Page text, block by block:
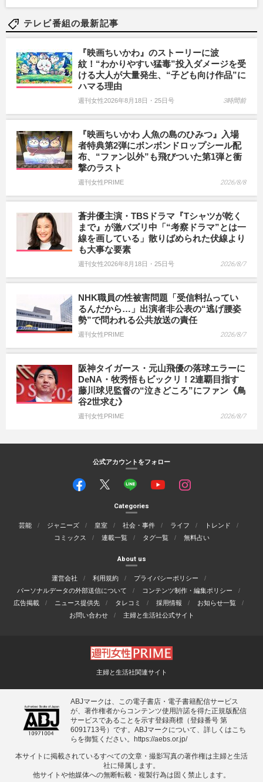
テレビ番組の最新記事
『映画ちいかわ』のストーリーに波
紋！“わかりやすい猛毒”投入ダメージを受
ける大人が大量発生、“子ども向け作品”に
ハマる理由
週刊女性2026年8月18日・25日号 3時間前
『映画ちいかわ 人魚の島のひみつ』入場
者特典第2弾にボンボンドロップシール配
布、“ファン以外”も飛びついた第1弾と衝
撃のラスト
週刊女性PRIME 2026/8/8
蒼井優主演・TBSドラマ『Tシャツが乾く
まで』が激バズリ中「“考察ドラマ”とは一
線を画している」散りばめられた伏線より
も大事な要素
週刊女性2026年8月18日・25日号 2026/8/7
NHK職員の性被害問題「受信料払ってい
るんだから…」出演者非公表の“逃げ腰姿
勢”で問われる公共放送の責任
週刊女性PRIME 2026/8/7
阪神タイガース・元山飛優の落球エラーに
DeNA・牧秀悟もビックリ！2連覇目指す
藤川球児監督の“泣きどころ”にファン《鳥
谷2世求む》
週刊女性PRIME 2026/8/7
公式アカウントをフォロー
Categories
芸能 ジャニーズ 皇室 社会・事件 ライフ
トレンド
コミックス
連載一覧 タグ一覧 無料占い
About us
運営会社 利用規約
プライバシーポリシー
パーソナルデータの外部送信について
コンテンツ制作・編集ポリシー
広告掲載
ニュース提供先 タレコミ 採用情報
お知らせ一覧
お問い合わせ
主婦と生活社公式サイト
主婦と生活社関連サイト
ABJマークは、この電子書店・電子書籍配信サービス
が、著作権者からコンテンツ使用許諾を得た正規版配信
サービスであることを示す登録商標（登録番号 第
6091713号）です。ABJマークについて、詳しくはこち
らを御覧ください。
https://aebs.or.jp/
本サイトに掲載されているすべての⽂章・撮影写真の著作権は主婦と⽣活
社に帰属します。
他サイトや他媒体への無断転載・複製⾏為は固く禁⽌します。